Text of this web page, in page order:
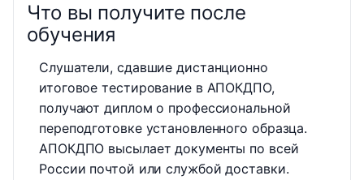
Что вы получите после
обучения
Слушатели, сдавшие дистанционно
итоговое тестирование в АПОКДПО,
получают диплом о профессиональной
переподготовке установленного образца.
АПОКДПО высылает документы по всей
России почтой или службой доставки.